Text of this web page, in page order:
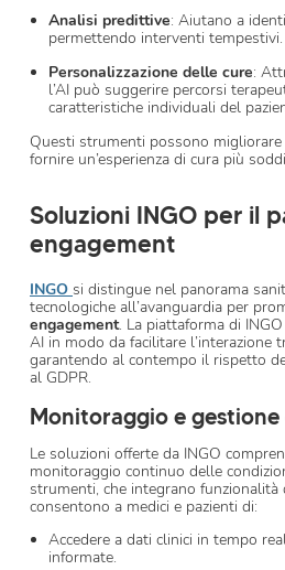
Analisi predittive: Aiutano a
permettendo interventi tempestivi.
Personalizzazione delle cure:
l’AI può suggerire percorsi
caratteristiche individuali del
Questi strumenti possono migliorare
fornire un’esperienza di cura più
Soluzioni INGO per il
engagement
INGO si distingue nel panorama
tecnologiche all’avanguardia per
engagement. La piattaforma di
AI in modo da facilitare l’interazione
garantendo al contempo il rispetto
al GDPR.
Monitoraggio e
Le soluzioni offerte da INGO
monitoraggio continuo delle
strumenti, che integrano funzionalità
consentono a medici e pazienti di:
Accedere a dati clinici in tempo
informate.